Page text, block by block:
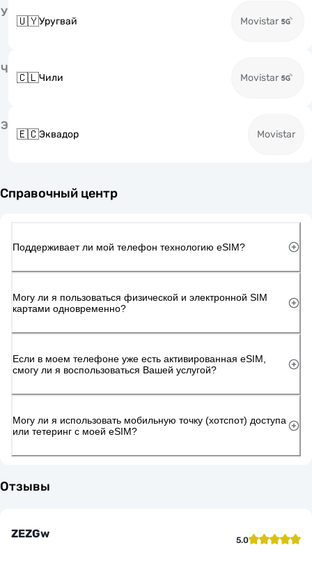
У
🇺🇾Уругвай Movistar
Ч
🇨🇱Чили Movistar
Э
🇪🇨Эквадор Movistar
Справочный центр
Поддерживает ли мой телефон технологию eSIM?
Могу ли я пользоваться физической и электронной SIM
картами одновременно?
Если в моем телефоне уже есть активированная eSIM,
смогу ли я воспользоваться Вашей услугой?
Могу ли я использовать мобильную точку (хотспот) доступа
или тетеринг с моей eSIM?
Отзывы
ZEZGw 5.0